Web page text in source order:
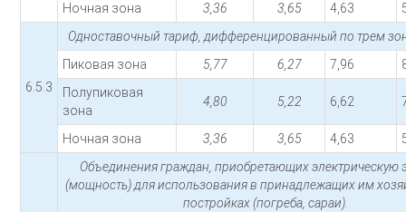
Ночная зона 3,36 3,65 4,63
6.5.3
Одноставочный тариф, дифференцированный по трем
Пиковая зона
5,77 6,27 7,96
Полупиковая
зона
4,80 5,22 6,62
Ночная зона 3,36 3,65 4,63
Объединения граждан, приобретающих электрическую
(мощность) для использования в принадлежащих им
постройках (погреба, сараи).